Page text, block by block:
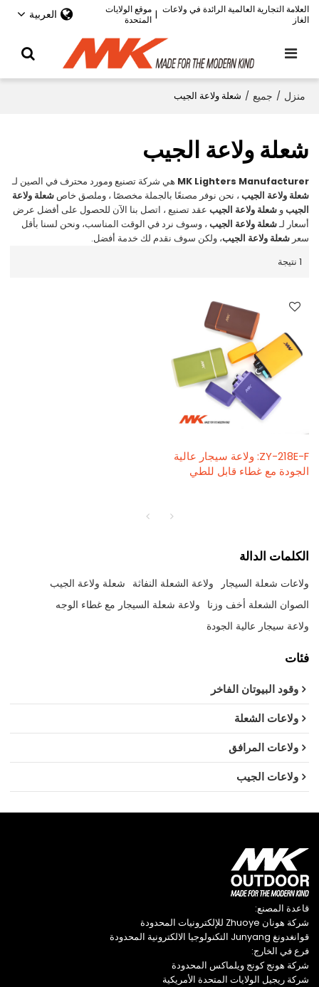
العلامة التجارية العالمية الرائدة في ولاعات
الغاز
| موقع الولايات
المتحدة
العربية
منزل / جميع / شعلة ولاعة الجيب
شعلة ولاعة الجيب
MK Lighters Manufacturer هي شركة تصنيع ومورد محترف في الصين لـ
شعلة ولاعة الجيب ، نحن نوفر مصنعًا بالجملة مخصصًا ، وملصق خاصشعلة ولاعة
الجيبوشعلة ولاعة الجيب عقد تصنيع ، اتصل بنا الآن للحصول على أفضل عرض
أسعار لـشعلة ولاعة الجيب ، وسوف نرد في الوقت المناسب، ونحن لسنا بأقل
سعرشعلة ولاعة الجيب، ولكن سوف نقدم لك خدمة أفضل.
1 نتيجة
ZY-218E-F: ولاعة سيجار عالية
الجودة مع غطاء قابل للطي
الكلمات الدالة
ولاعات شعلة السيجار ولاعة الشعلة النفاثة شعلة ولاعة الجيب
الصوان الشعلة أخف وزنا ولاعة شعلة السيجار مع غطاء الوجه
ولاعة سيجار عالية الجودة
فئات
وقود البيوتان الفاخر
ولاعات الشعلة
ولاعات المرافق
ولاعات الجيب
قاعدة المصنع:
شركة هونان Zhuoye للإلكترونيات المحدودة
قوانغدونغ Junyang التكنولوجيا الالكترونية المحدودة
فرع في الخارج:
شركة هونج كونج ويلماكس المحدودة
شركة ريجيل الولايات المتحدة الأمريكية